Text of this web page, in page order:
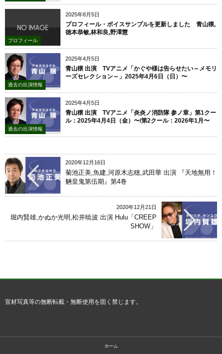
2025年8月5日
プロフィール
プロフィール・ボイスサンプルを更新しました 青山穣,
徳本恭敏,林和良,野澤慧
2025年4月5日
過去の出演情報
青山穣 出演 TVアニメ「かぐや様は告らせたい～メモリ
ーズセレクション～」2025年4月6日（日）〜
2025年4月5日
過去の出演情報
青山穣 出演 TVアニメ「炎炎ノ消防隊 参ノ章」第1クー
ル：2025年4月4日（金）〜/第2クール：2026年1月〜
2020年12月16日
菊池正美,魚建,河原木志穂,武田華 出演 『天地無用！
魎皇鬼第伍期』第4巻
2020年12月21日
堀内賢雄,かぬか光明,松井暁波 出演 Hulu「CREEP
SHOW」
宣材写真等の無断転載・無断使用を固く禁じます。
ホーム